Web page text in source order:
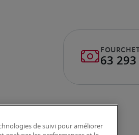
de suivi pour améliorer